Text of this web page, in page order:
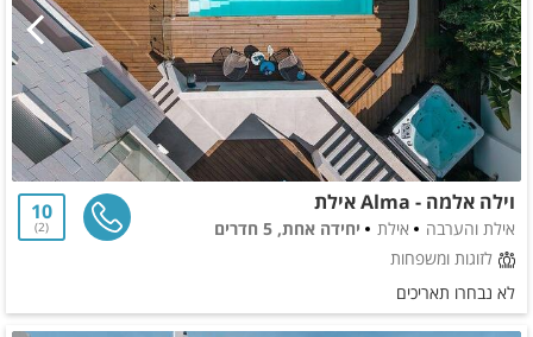
וילה אלמה - Alma אילת
אילת והערבה אילת
יחידה אחת, 5 חדרים
לזוגות ומשפחות
10
2
לא נבחרו תאריכים